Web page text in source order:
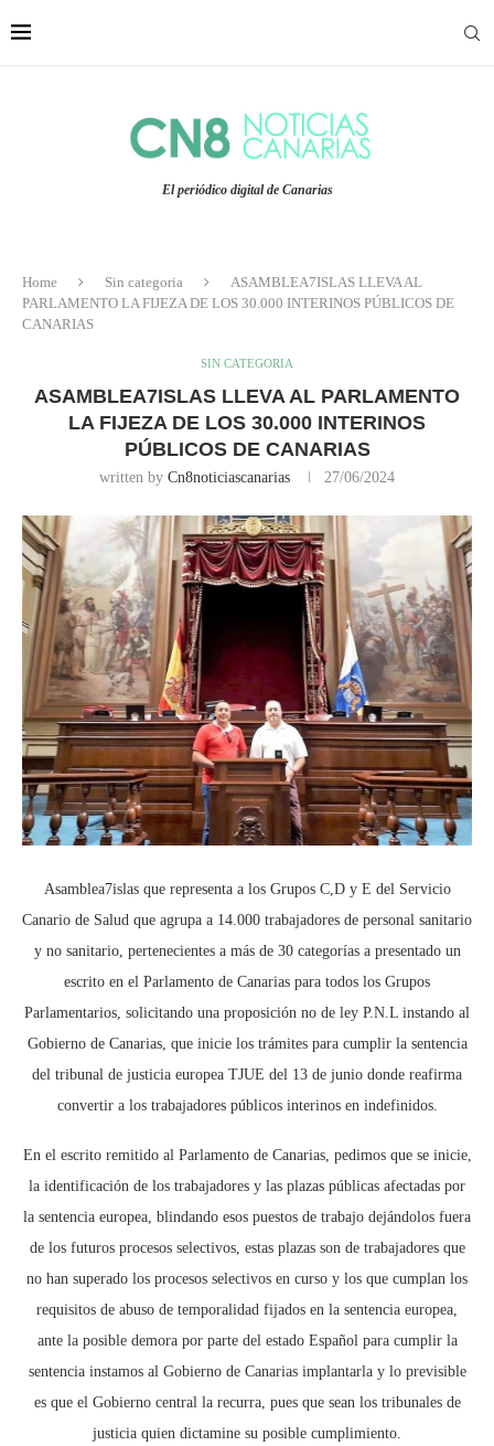
El periódico digital de Canarias
Home Sin categoria
ASAMBLEA7ISLAS LLEVA AL
PARLAMENTO LA FIJEZA DE LOS 30.000 INTERINOS PÚBLICOS DE
CANARIAS
SIN CATEGORIA
ASAMBLEA7ISLAS LLEVA AL PARLAMENTO
LA FIJEZA DE LOS 30.000 INTERINOS
PÚBLICOS DE CANARIAS
written by Cn8noticiascanarias 27/06/2024
Asamblea7islas que representa a los Grupos C,D y E del Servicio
Canario de Salud que agrupa a 14.000 trabajadores de personal sanitario
y no sanitario, pertenecientes a más de 30 categorías a presentado un
escrito en el Parlamento de Canarias para todos los Grupos
Parlamentarios, solicitando una proposición no de ley P.N.L instando al
Gobierno de Canarias, que inicie los trámites para cumplir la sentencia
del tribunal de justicia europea TJUE del 13 de junio donde reafirma
convertir a los trabajadores públicos interinos en indefinidos.
En el escrito remitido al Parlamento de Canarias, pedimos que se inicie,
la identificación de los trabajadores y las plazas públicas afectadas por
la sentencia europea, blindando esos puestos de trabajo dejándolos fuera
de los futuros procesos selectivos, estas plazas son de trabajadores que
no han superado los procesos selectivos en curso y los que cumplan los
requisitos de abuso de temporalidad fijados en la sentencia europea,
ante la posible demora por parte del estado Español para cumplir la
sentencia instamos al Gobierno de Canarias implantarla y lo previsible
es que el Gobierno central la recurra, pues que sean los tribunales de
justicia quien dictamine su posible cumplimiento.